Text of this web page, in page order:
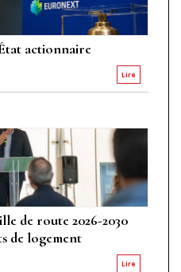
actionnaire
Lire
de route 2026-2030
de logement
Lire